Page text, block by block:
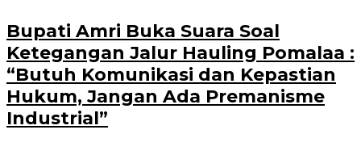
Bupati Amri Buka Suara Soal
Ketegangan Jalur Hauling Pomalaa :
“Butuh Komunikasi dan Kepastian
Hukum, Jangan Ada Premanisme
Industrial”